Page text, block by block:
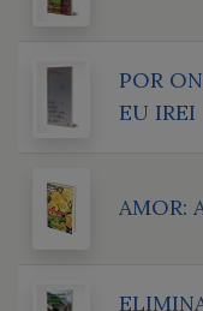
POR
EU IREI
AMOR: